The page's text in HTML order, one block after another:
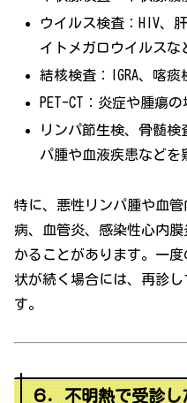
ウイルス検査：HIV、
イトメガロウイルスな
結核検査：IGRA、喀痰
PET-CT：炎症や腫瘍
リンパ節生検、骨髄
パ腫や血液疾患などを
特に、悪性リンパ腫や血
病、血管炎、感染性心内
かることがあります。一
状が続く場合には、再診
す。
６．不明熱で受診